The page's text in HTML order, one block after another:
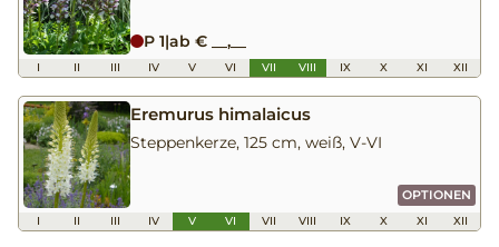
P 1|ab € __,__
I II III IV V VI VII VIII IX X XI XII
Eremurus himalaicus
Steppenkerze, 125 cm, weiß, V-VI
OPTIONEN
I II III IV V VI VII VIII IX X XI XII